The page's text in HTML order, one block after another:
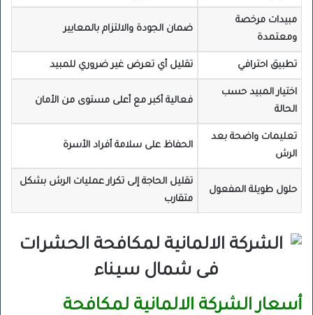
مبيدات مرخصة
ومعتمدة
ضمان الجودة والالتزام بالمعايير
تطبيق احترافي تقليل أي تعرض غير ضروري للمبيد
اختيار المبيد حسب
الحالة
فعالية أكبر مع أعلى مستوى من الأمان
تعليمات واضحة بعد
الرش
الحفاظ على سلامة أفراد الأسرة
حلول طويلة المفعول
تقليل الحاجة إلى تكرار عمليات الرش بشكل
متقارب
أسعار الشركة الالمانية لمكافحة